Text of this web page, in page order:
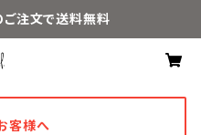
注文で送料無料
客様へ